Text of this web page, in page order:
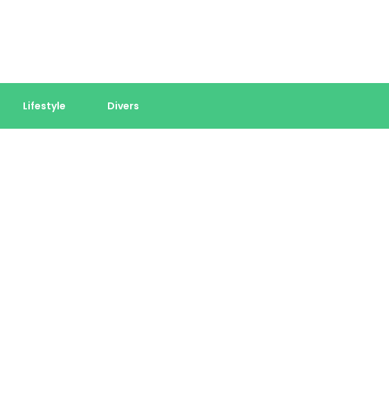
Lifestyle Divers